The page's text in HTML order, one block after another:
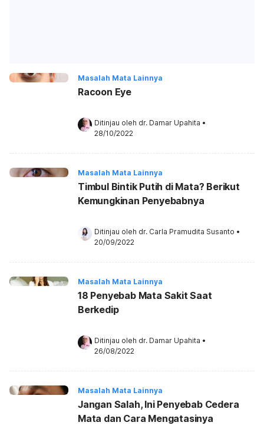
Masalah Mata Lainnya
Racoon Eye
Ditinjau oleh dr. Damar Upahita •
28/10/2022
Masalah Mata Lainnya
Timbul Bintik Putih di Mata? Berikut
Kemungkinan Penyebabnya
Ditinjau oleh dr. Carla Pramudita Susanto •
20/09/2022
Masalah Mata Lainnya
18 Penyebab Mata Sakit Saat
Berkedip
Ditinjau oleh dr. Damar Upahita •
26/08/2022
Masalah Mata Lainnya
Jangan Salah, Ini Penyebab Cedera
Mata dan Cara Mengatasinya